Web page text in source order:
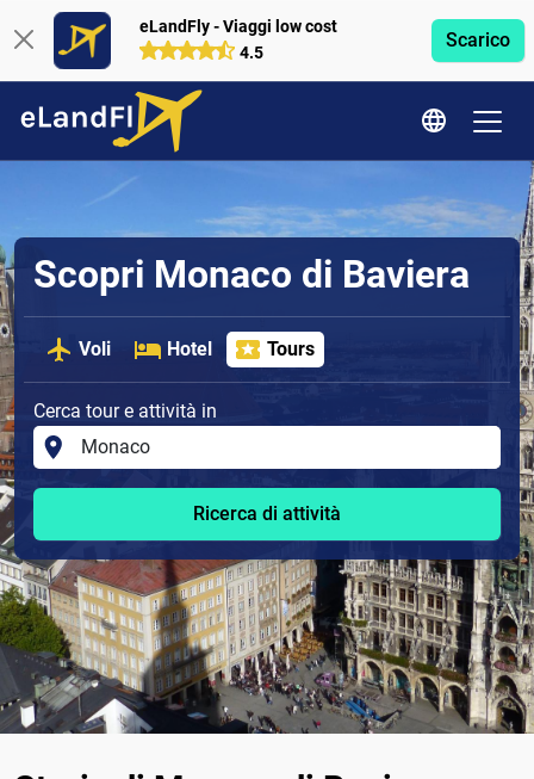
eLandFly - Viaggi low cost
4.5
Scarico
Scopri Monaco di Baviera
Voli Hotel Tours
Cerca tour e attività in
Ricerca di attività